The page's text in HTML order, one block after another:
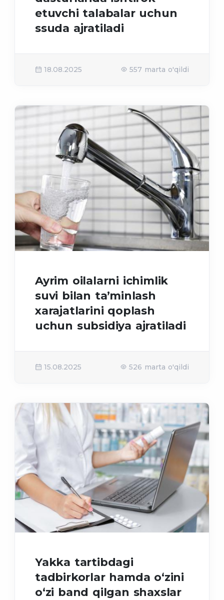
etuvchi talabalar uchun
ssuda ajratiladi
18.08.2025 557 marta o'qildi
Ayrim oilalarni ichimlik
suvi bilan taʼminlash
xarajatlarini qoplash
uchun subsidiya ajratiladi
15.08.2025 526 marta o'qildi
Yakka tartibdagi
tadbirkorlar hamda o‘zini
o‘zi band qilgan shaxslar